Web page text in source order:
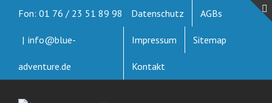
springen
Fon: 01 76 / 23 51 89 98
| info@blue-
adventure.de
Datenschutz AGBs
Impressum Sitemap
Kontakt